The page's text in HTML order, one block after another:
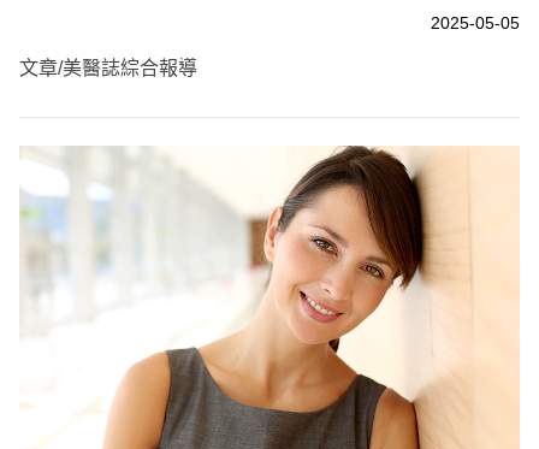
2025-05-05
文章/美醫誌綜合報導